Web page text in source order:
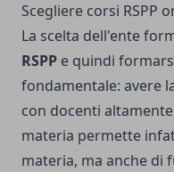
Scegliere corsi RSPP
La scelta dell'ente
RSPP e quindi
fondamentale: avere
con docenti
materia permette
materia, ma anche di